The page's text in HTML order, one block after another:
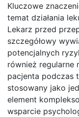
Kluczowe
temat działania
Lekarz przed
szczegółowy
potencjalnych
również regularne
pacjenta podczas
stosowany jako
element
wsparcie